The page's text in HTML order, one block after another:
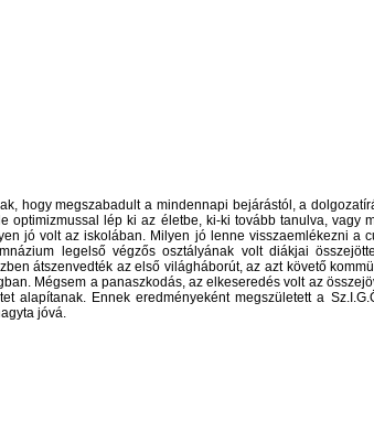
hogy megszabadult a mindennapi bejárástól, a
optimizmussal lép ki az életbe, ki-ki tovább tanulva, vagy
jó volt az iskolában. Milyen jó lenne visszaemlékezni a
legelső végzős osztályának volt diákjai
átszenvedték az első világháborút, az azt követő
Mégsem a panaszkodás, az elkeseredés volt az
alapítanak. Ennek eredményeként megszületett a
jóvá.